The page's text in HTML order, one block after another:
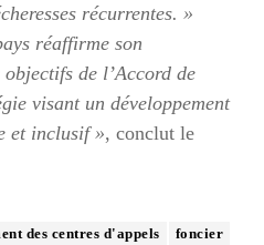
récurrentes. »
réaffirme son
de l’Accord de
visant un développement
et inclusif », conclut le
des centres d'appels foncier